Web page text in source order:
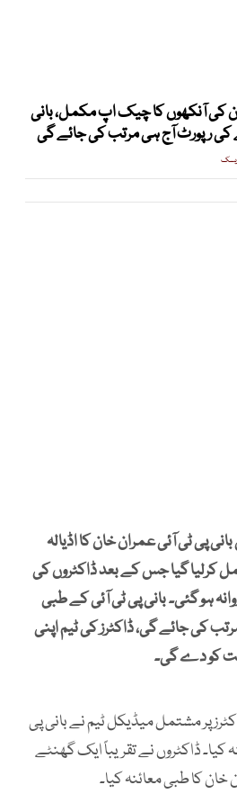
کی آنکھوں کا چیک اپ مکمل، بانی
کی رپورٹ آج ہی مرتب کی جائے گی
پی ٹی آئی عمران خان کا اڈیالہ
کرلیا گیا جس کے بعد ڈاکٹروں کی
ہو گئی۔ بانی پی ٹی آئی کے طبی
کی جائے گی، ڈاکٹرز کی ٹیم اپنی
کو دے گی۔
پر مشتمل میڈیکل ٹیم نے بانی پی
کیا۔ ڈاکٹروں نے تقریباً ایک گھنٹے
کا طبی معائنہ کیا۔